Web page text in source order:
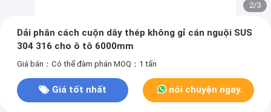
2/3
Dải phân cách cuộn dây thép không gỉ cán nguội SUS
304 316 cho ô tô 6000mm
Giá bán：Có thể đàm phán MOQ：1 tấn
Giá tốt nhất nói chuyện ngay.